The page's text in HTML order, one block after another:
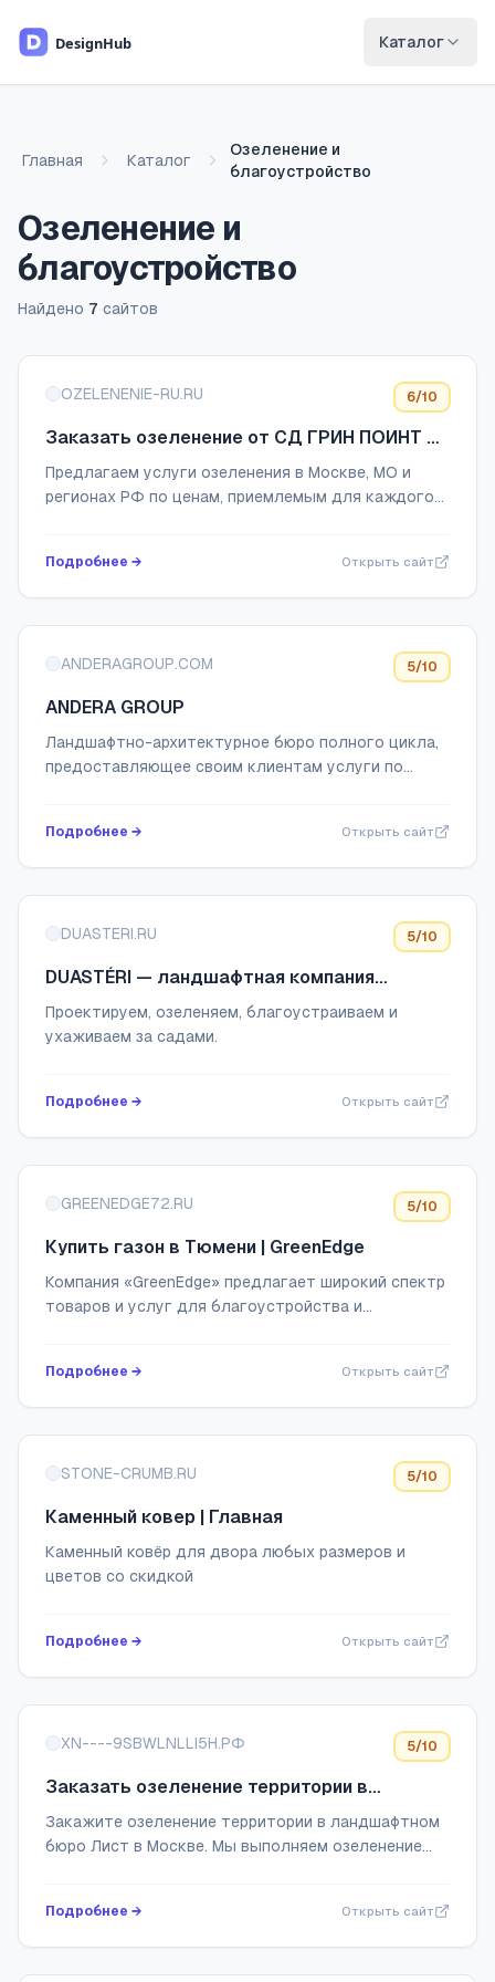
Каталог
Главная Каталог
Озеленение и
благоустройство
Озеленение и
благоустройство
Найдено 7 сайтов
Список сайтов
OZELENENIE-RU.RU 6/10
Заказать озеленение от СД ГРИН ПОИНТ в
Москве, МО и регионах РФ
Предлагаем услуги озеленения в Москве, МО и
регионах РФ по ценам, приемлемым для каждого
Подробнее → Открыть сайт
ANDERAGROUP.COM 5/10
ANDERA GROUP
Ландшафтно-архитектурное бюро полного цикла,
предоставляющее своим клиентам услуги по
Подробнее → Открыть сайт
DUASTERI.RU 5/10
DUASTÉRI — ландшафтная компания
полного цикла из Санкт-Петербурга.
Проектируем, озеленяем, благоустраиваем и
ухаживаем за садами.
Подробнее → Открыть сайт
GREENEDGE72.RU 5/10
Купить газон в Тюмени | GreenEdge
Компания «GreenEdge» предлагает широкий спектр
товаров и услуг для благоустройства и
безналичны...
Подробнее → Открыть сайт
STONE-CRUMB.RU 5/10
Каменный ковер | Главная
Каменный ковёр для двора любых размеров и
цветов со скидкой
Подробнее → Открыть сайт
XN----9SBWLNLLI5H.РФ 5/10
Заказать озеленение территории в
ландшафтном бюро Лист в Москве
Закажите озеленение территории в ландшафтном
бюро Лист в Москве. Мы выполняем озеленение
организаций...
Подробнее → Открыть сайт